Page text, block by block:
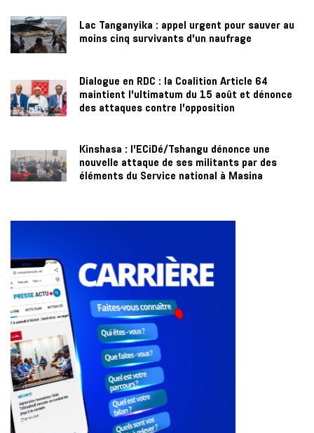
Lac Tanganyika : appel urgent pour sauver au
moins cinq survivants d’un naufrage
Dialogue en RDC : la Coalition Article 64
maintient l’ultimatum du 15 août et dénonce
des attaques contre l’opposition
Kinshasa : l’ECiDé/Tshangu dénonce une
nouvelle attaque de ses militants par des
éléments du Service national à Masina